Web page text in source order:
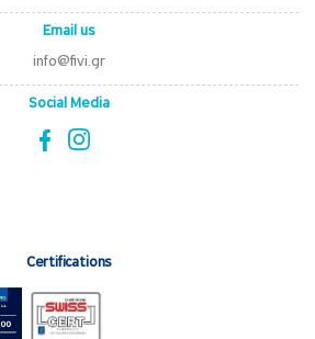
Email us
info@fivi.gr
Social Media
Certifications